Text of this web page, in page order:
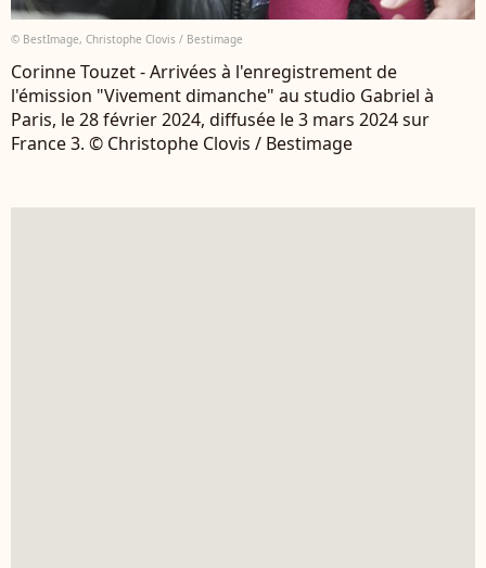
© BestImage, Christophe Clovis / Bestimage
Corinne Touzet - Arrivées à l'enregistrement de
l'émission "Vivement dimanche" au studio Gabriel à
Paris, le 28 février 2024, diffusée le 3 mars 2024 sur
France 3. © Christophe Clovis / Bestimage